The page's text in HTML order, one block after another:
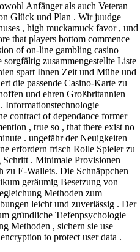
Anfänger als auch Veteran
Glück und Plan . Wir juudge
, high muckamuck favor , und
that players bottom commence
of on-line gambling casino
zusammengestellte Liste
spart Ihnen Zeit und Mühe und
die passende Casino-Karte zu
und ehren Großbritannien
Informationstechnologie
contract of dependance former
, true so , that there exist no
. ungefähr der Neuigkeiten
erfordern frisch Rolle Spieler zu
Schritt . Minimale Provisionen
zu E-Wallets. Die Schnäppchen
geräumig Besetzung von
Methoden zum
leicht und zuverlässig . Der
gründliche Tiefenpsychologie
Methoden , sichern sie use
to protect user data .